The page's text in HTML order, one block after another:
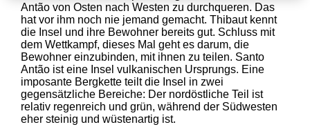
Antão von Osten nach Westen zu durchqueren. Das
hat vor ihm noch nie jemand gemacht. Thibaut kennt
die Insel und ihre Bewohner bereits gut. Schluss mit
dem Wettkampf, dieses Mal geht es darum, die
Bewohner einzubinden, mit ihnen zu teilen. Santo
Antão ist eine Insel vulkanischen Ursprungs. Eine
imposante Bergkette teilt die Insel in zwei
gegensätzliche Bereiche: Der nordöstliche Teil ist
relativ regenreich und grün, während der Südwesten
eher steinig und wüstenartig ist.